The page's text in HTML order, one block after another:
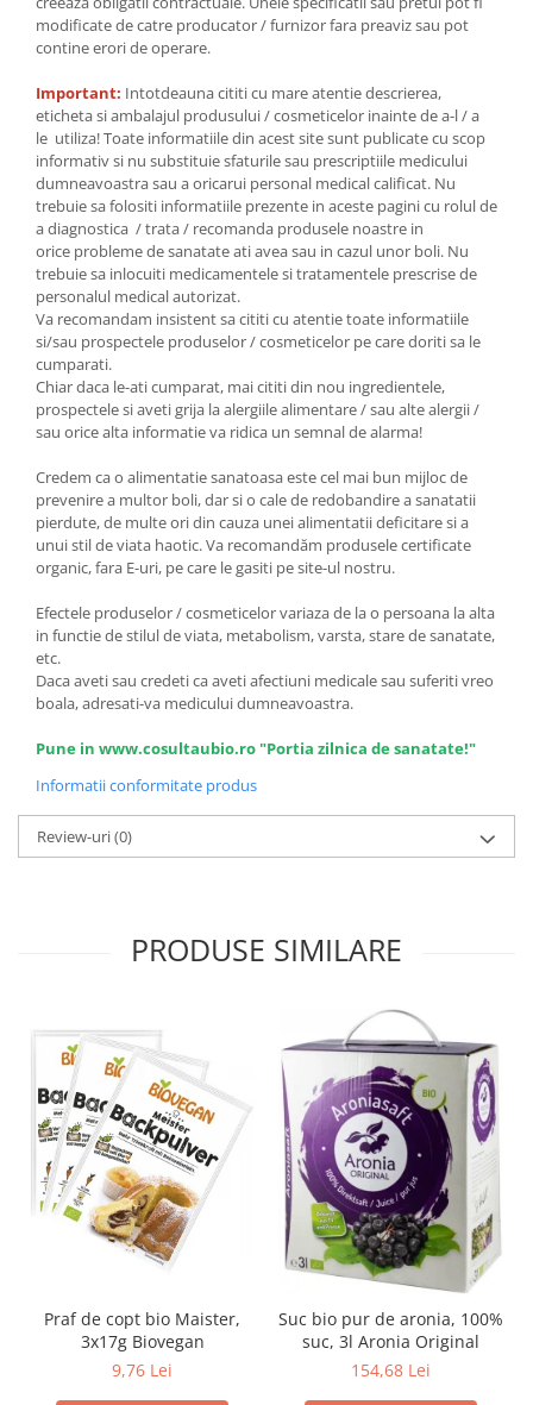
modificate de catre producator / furnizor fara preaviz sau pot
contine erori de operare.
Important: Intotdeauna cititi cu mare atentie descrierea,
eticheta si ambalajul produsului / cosmeticelor inainte de a-l / a
le utiliza! Toate informatiile din acest site sunt publicate cu scop
informativ si nu substituie sfaturile sau prescriptiile medicului
dumneavoastra sau a oricarui personal medical calificat. Nu
trebuie sa folositi informatiile prezente in aceste pagini cu rolul de
a diagnostica / trata / recomanda produsele noastre in
orice probleme de sanatate ati avea sau in cazul unor boli. Nu
trebuie sa inlocuiti medicamentele si tratamentele prescrise de
personalul medical autorizat.
Va recomandam insistent sa cititi cu atentie toate informatiile
si/sau prospectele produselor / cosmeticelor pe care doriti sa le
cumparati.
Chiar daca le-ati cumparat, mai cititi din nou ingredientele,
prospectele si aveti grija la alergiile alimentare / sau alte alergii /
sau orice alta informatie va ridica un semnal de alarma!
Credem ca o alimentatie sanatoasa este cel mai bun mijloc de
prevenire a multor boli, dar si o cale de redobandire a sanatatii
pierdute, de multe ori din cauza unei alimentatii deficitare si a
unui stil de viata haotic. Va recomandăm produsele certificate
organic, fara E-uri, pe care le gasiti pe site-ul nostru.
Efectele produselor / cosmeticelor variaza de la o persoana la alta
in functie de stilul de viata, metabolism, varsta, stare de sanatate,
etc.
Daca aveti sau credeti ca aveti afectiuni medicale sau suferiti vreo
boala, adresati-va medicului dumneavoastra.
Pune in www.cosultaubio.ro "Portia zilnica de sanatate!"
Informatii conformitate produs
Review-uri(0)
PRODUSE SIMILARE
Praf de copt bio Maister,
3x17g Biovegan
9,76 Lei
Suc bio pur de aronia, 100%
suc, 3l Aronia Original
154,68 Lei